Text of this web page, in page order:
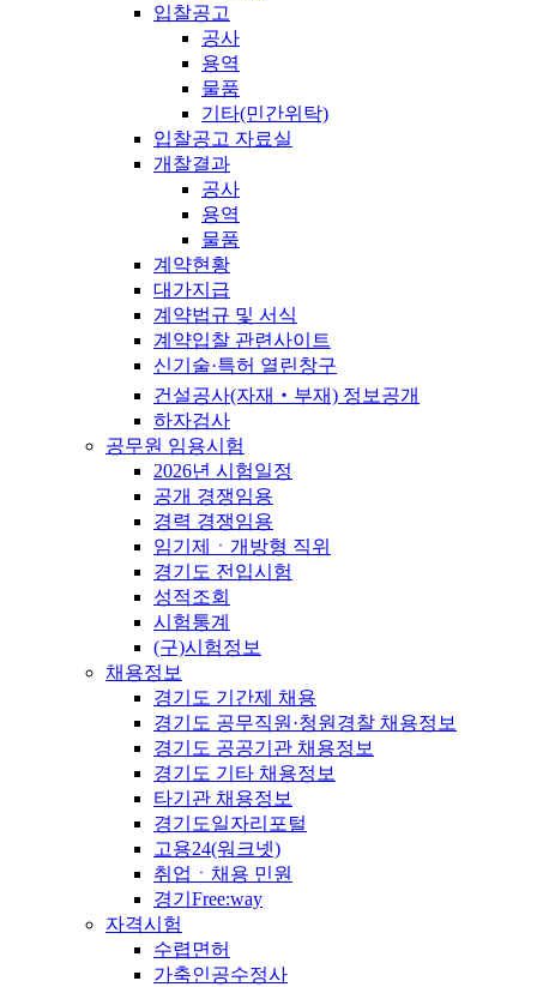
입찰공고
공사
용역
물품
기타(민간위탁)
입찰공고 자료실
개찰결과
공사
용역
물품
계약현황
대가지급
계약법규 및 서식
계약입찰 관련사이트
신기술·특허 열린창구
건설공사(자재‧부재) 정보공개
하자검사
공무원 임용시험
2026년 시험일정
공개 경쟁임용
경력 경쟁임용
임기제ㆍ개방형 직위
경기도 전입시험
성적조회
시험통계
(구)시험정보
채용정보
경기도 기간제 채용
경기도 공무직원·청원경찰 채용정보
경기도 공공기관 채용정보
경기도 기타 채용정보
타기관 채용정보
경기도일자리포털
고용24(워크넷)
취업ㆍ채용 민원
경기Free:way
자격시험
수렵면허
가축인공수정사